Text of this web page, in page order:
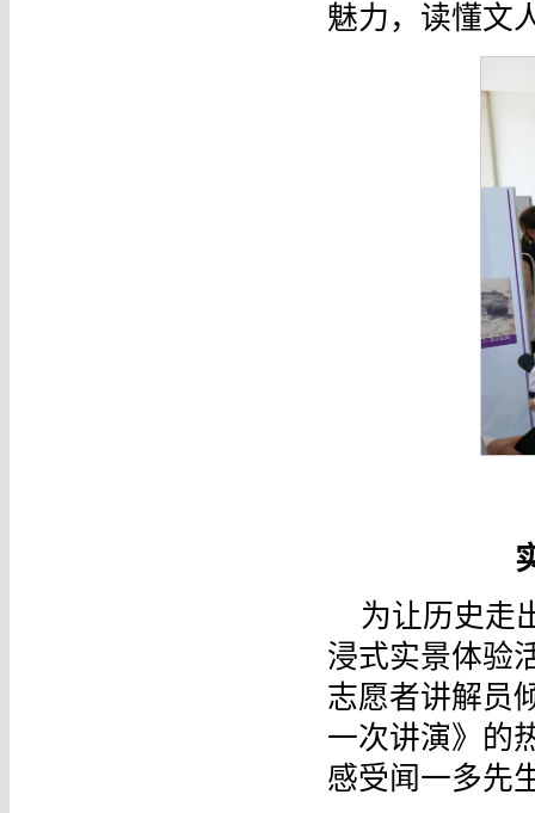
魅力，读懂文
为让历史走
浸式实景体验
志愿者讲解员
一次讲演》的
感受闻一多先